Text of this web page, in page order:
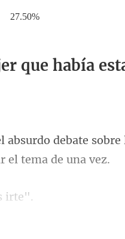
27.50%
que había
l absurdo debate sobre